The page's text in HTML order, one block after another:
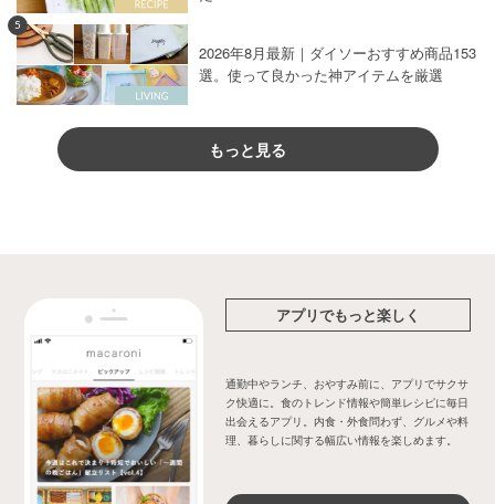
5
2026年8月最新｜ダイソーおすすめ商品153
選。使って良かった神アイテムを厳選
もっと見る
アプリでもっと楽しく
通勤中やランチ、おやすみ前に、アプリでサクサ
ク快適に。食のトレンド情報や簡単レシピに毎日
出会えるアプリ。内食・外食問わず、グルメや料
理、暮らしに関する幅広い情報を楽しめます。